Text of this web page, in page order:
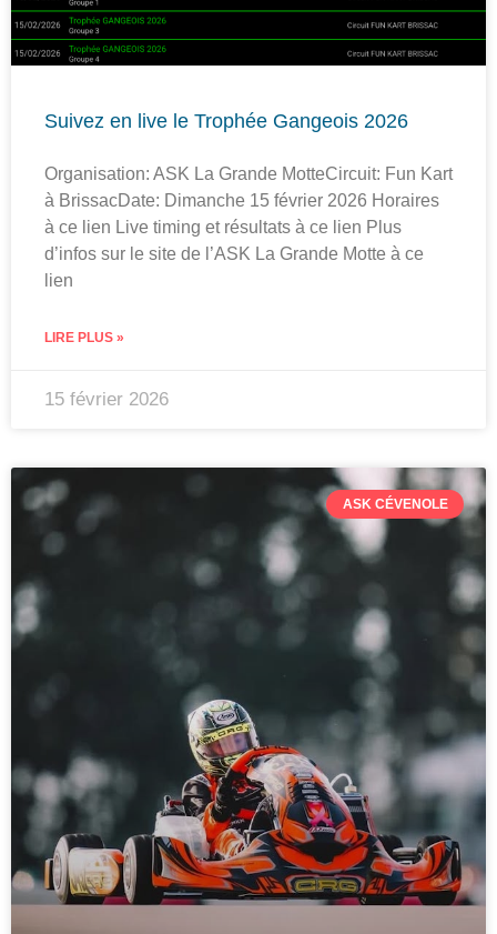
Suivez en live le Trophée Gangeois 2026
Organisation: ASK La Grande MotteCircuit: Fun Kart
à BrissacDate: Dimanche 15 février 2026 Horaires
à ce lien Live timing et résultats à ce lien Plus
d’infos sur le site de l’ASK La Grande Motte à ce
lien
LIRE PLUS »
15 février 2026
ASK CÉVENOLE